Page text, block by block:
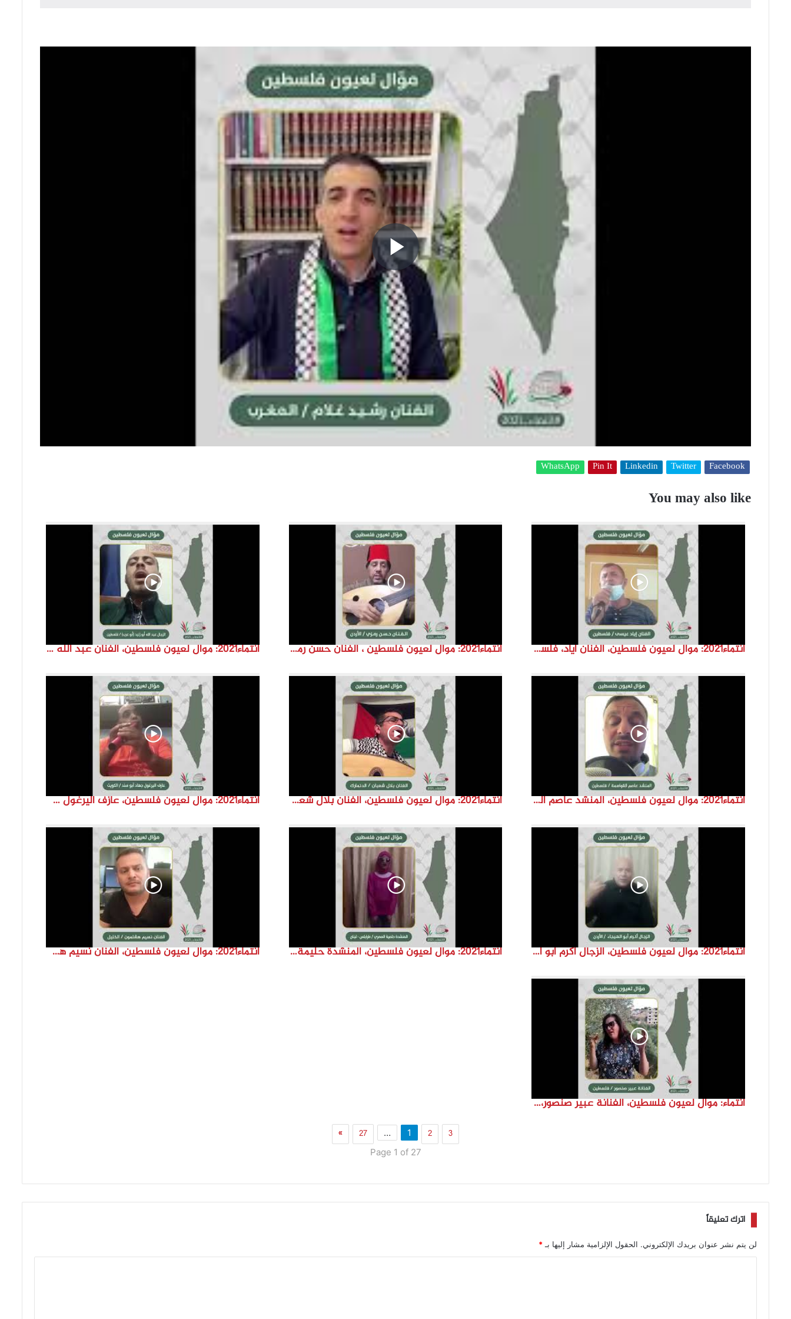
P
l
a
y
d
e
o
Facebook
Twitter
Linkedin
Pin It
WhatsApp
You may also like
انتماء2021: موال لعيون فلسطين، الفنان اياد، فلسطين انتماء2021: موال لعيون فلسطين ، الفنان حسن رمزي ،الاردن انتماء2021: موال لعيون فلسطين، الفنان عبد الله ابو زنيد، فلسطين
انتماء2021: موال لعيون فلسطين، المنشد عاصم القواسمة، الاردن انتماء2021: موال لعيون فلسطين، الفنان بلال شعبان، الدنمارك انتماء2021: موال لعيون فلسطين، عازف اليرغول جهاد أبو سند، الكويت
انتماء2021: موال لعيون فلسطين، الزجال أكرم أبو الهيجا، الاردن انتماء2021: موال لعيون فلسطين، المنشدة حليمة المصري، لبنان انتماء2021: موال لعيون فلسطين، الفنان نسيم هشلمون، فلسطين
انتماء: موال لعيون فلسطين، الفنانة عبير صنصور، فلسطين
1 2 3
…
27
»
Page 1 of 27
اترك تعليقاً
لن يتم نشر عنوان بريدك الإلكتروني. الحقول الإلزامية مشار إليها بـ *